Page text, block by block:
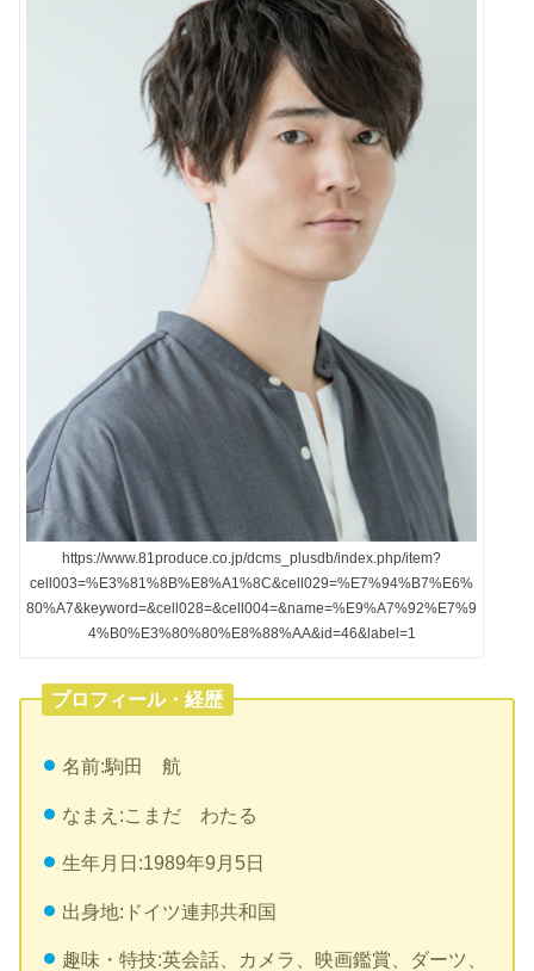
https://www.81produce.co.jp/dcms_plusdb/index.php/item?
cell003=%E3%81%8B%E8%A1%8C&cell029=%E7%94%B7%E6%
80%A7&keyword=&cell028=&cell004=&name=%E9%A7%92%E7%9
4%B0%E3%80%80%E8%88%AA&id=46&label=1
プロフィール・経歴
名前:駒田 航
なまえ:こまだ わたる
生年月日:1989年9月5日
出身地:ドイツ連邦共和国
趣味・特技:英会話、カメラ、映画鑑賞、ダーツ、